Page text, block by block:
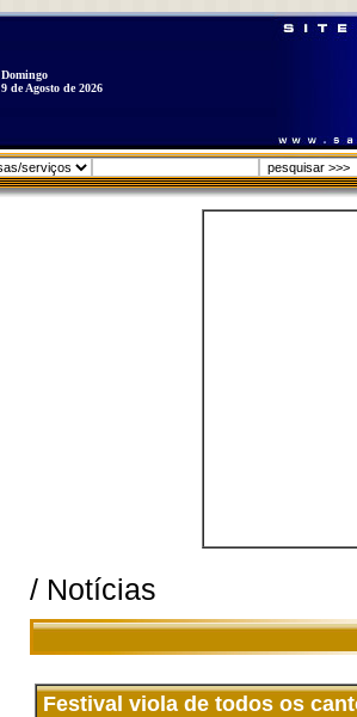
Domingo
9 de Agosto de 2026
/ Notícias
Festival viola de todos os